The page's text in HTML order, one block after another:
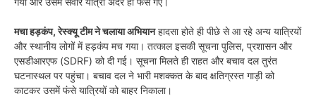
मचा हड़कंप, रेस्क्यू टीम ने चलाया अभियानहादसा होते ही पीछे से आ रहे अन्य यात्रियों
और स्थानीय लोगों में हड़कंप मच गया। तत्काल इसकी सूचना पुलिस, प्रशासन और
एसडीआरएफ (SDRF) को दी गई। सूचना मिलते ही राहत और बचाव दल तुरंत
घटनास्थल पर पहुंचा। बचाव दल ने भारी मशक्कत के बाद क्षतिग्रस्त गाड़ी को
काटकर उसमें फंसे यात्रियों को बाहर निकाला।